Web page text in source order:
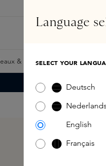
& Giftcards Samples
Language
SELECT YOUR
Deutsch
Nederlands
English
Français